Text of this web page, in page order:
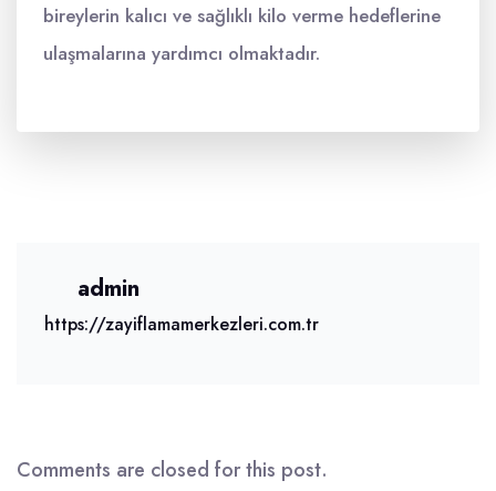
bireylerin kalıcı ve sağlıklı kilo verme hedeflerine
ulaşmalarına yardımcı olmaktadır.
admin
https://zayiflamamerkezleri.com.tr
Comments are closed for this post.